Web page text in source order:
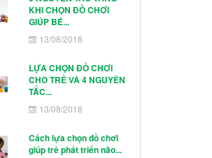
KHI CHỌN ĐỒ CHƠI
GIÚP BÉ...
13/08/2018
LỰA CHỌN ĐỒ CHƠI
CHO TRẺ VÀ 4 NGUYÊN
TẮC...
13/08/2018
Cách lựa chọn đồ chơi
giúp trẻ phát triển não...